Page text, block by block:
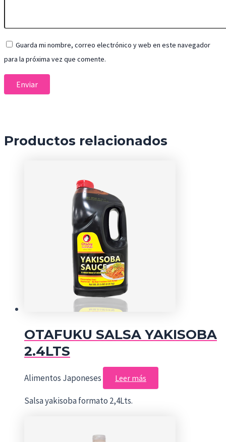
Guarda mi nombre, correo electrónico y web en este navegador
para la próxima vez que comente.
Productos relacionados
OTAFUKU SALSA YAKISOBA
2.4LTS
Alimentos Japoneses Leer más
Salsa yakisoba formato 2,4Lts.